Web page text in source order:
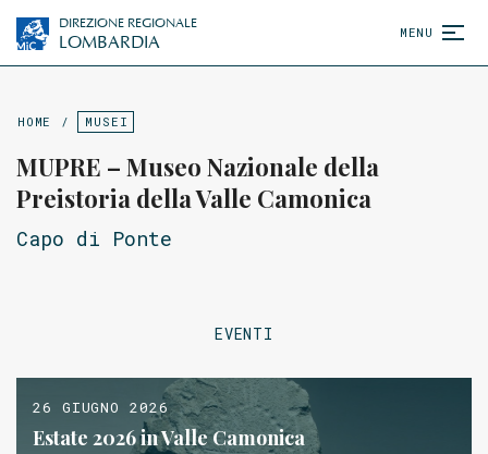
DIREZIONE REGIONALE
LOMBARDIA MENU
HOME / MUSEI
MUPRE – Museo Nazionale della
Preistoria della Valle Camonica
Capo di Ponte
EVENTI
26 GIUGNO 2026
Estate 2026 in Valle Camonica